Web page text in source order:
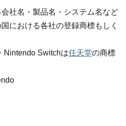
社名・製品名・システム名など
における各社の登録商標もしく
Nintendo Switchは任天堂の商標